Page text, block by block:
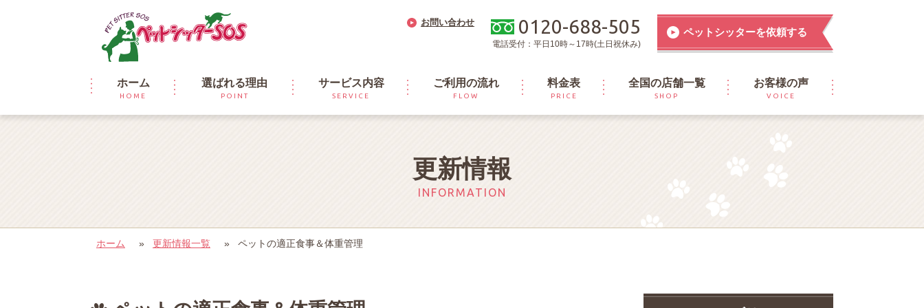
お問い合わせ 0120-688-505
電話受付：平日10時～17時(土日祝休み)
ペットシッターを依頼する
ホーム
HOME
選ばれる理由
POINT
サービス内容
SERVICE
ご利用の流れ
FLOW
料金表
PRICE
全国の店舗一覧
SHOP
お客様の声
VOICE
更新情報
INFORMATION
ホーム » 更新情報一覧 » ペットの適正食事＆体重管理